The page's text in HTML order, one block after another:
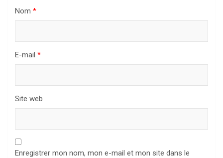
Nom *
E-mail *
Site web
Enregistrer mon nom, mon e-mail et mon site dans le